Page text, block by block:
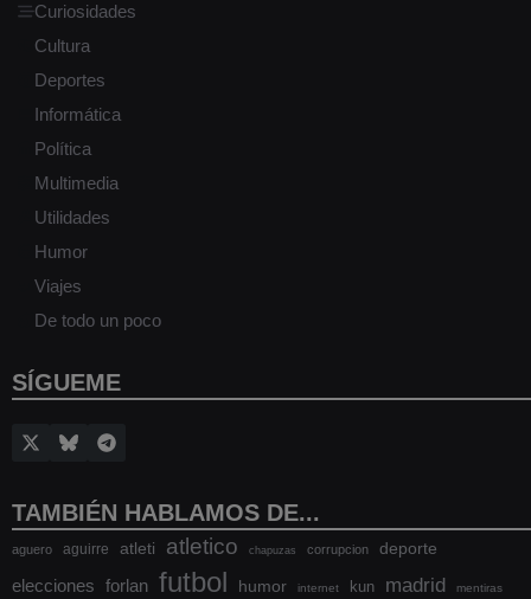
Curiosidades
Cultura
Deportes
Informática
Política
Multimedia
Utilidades
Humor
Viajes
De todo un poco
SÍGUEME
TAMBIÉN HABLAMOS DE...
aguero aguirre atleti atletico chapuzas corrupcion deporte
elecciones forlan futbol humor internet kun madrid mentiras